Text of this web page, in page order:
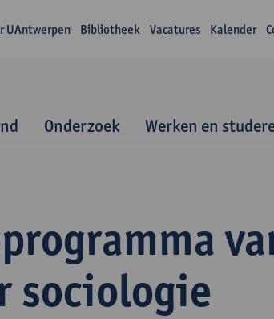
UAntwerpen Bibliotheek Vacatures Kalender
Onderzoek Werken en
sociologie